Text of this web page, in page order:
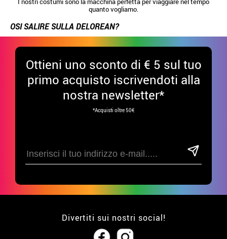
quanto vogliamo.
OSI SALIRE SULLA DELOREAN?
Ottieni uno sconto di € 5 sul tuo
primo acquisto iscrivendoti alla
nostra newsletter*
*Acquisti oltre 50€
Divertiti sui nostri social!